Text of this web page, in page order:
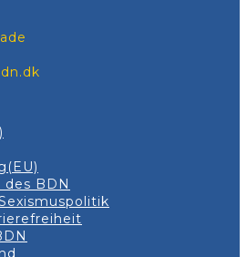
BDN